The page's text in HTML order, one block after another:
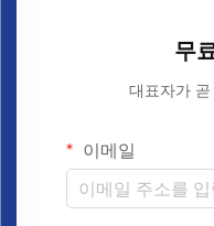
무
대표자가
이메일